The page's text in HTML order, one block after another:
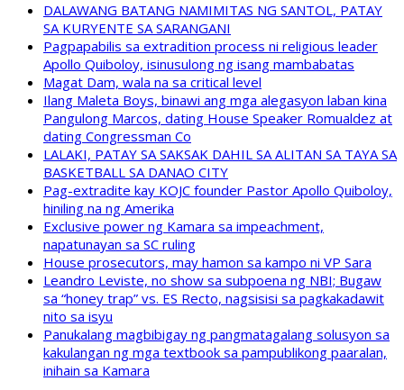
DALAWANG BATANG NAMIMITAS NG SANTOL, PATAY
SA KURYENTE SA SARANGANI
Pagpapabilis sa extradition process ni religious leader
Apollo Quiboloy, isinusulong ng isang mambabatas
Magat Dam, wala na sa critical level
Ilang Maleta Boys, binawi ang mga alegasyon laban kina
Pangulong Marcos, dating House Speaker Romualdez at
dating Congressman Co
LALAKI, PATAY SA SAKSAK DAHIL SA ALITAN SA TAYA SA
BASKETBALL SA DANAO CITY
Pag-extradite kay KOJC founder Pastor Apollo Quiboloy,
hiniling na ng Amerika
Exclusive power ng Kamara sa impeachment,
napatunayan sa SC ruling
House prosecutors, may hamon sa kampo ni VP Sara
Leandro Leviste, no show sa subpoena ng NBI; Bugaw
sa “honey trap” vs. ES Recto, nagsisisi sa pagkakadawit
nito sa isyu
Panukalang magbibigay ng pangmatagalang solusyon sa
kakulangan ng mga textbook sa pampublikong paaralan,
inihain sa Kamara